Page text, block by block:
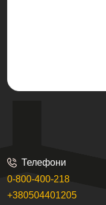
Телефони
0-800-400-218
+380504401205